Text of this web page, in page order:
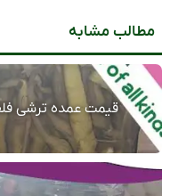
مطالب مشابه
قیمت عمده ترشی